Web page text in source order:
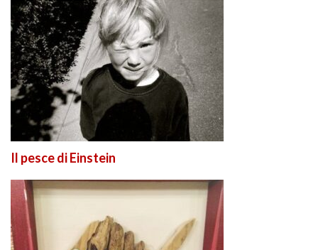
Il pesce di Einstein